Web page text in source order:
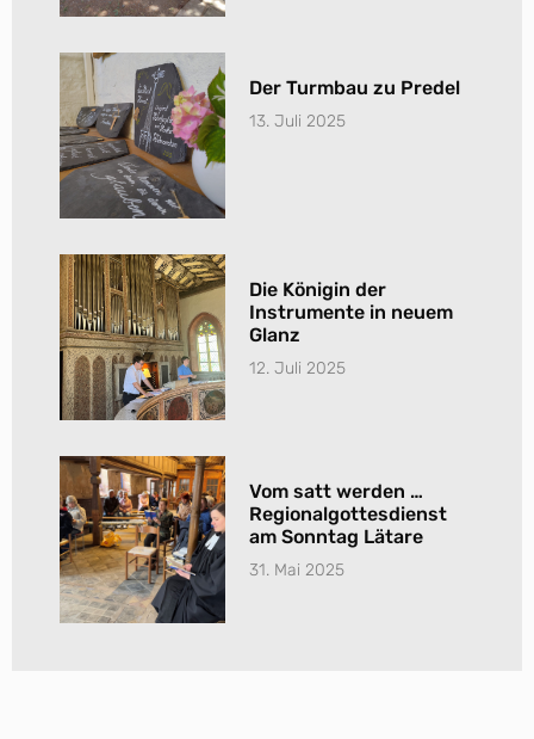
Der Turmbau zu Predel
13. Juli 2025
Die Königin der
Instrumente in neuem
Glanz
12. Juli 2025
Vom satt werden …
Regionalgottesdienst
am Sonntag Lätare
31. Mai 2025